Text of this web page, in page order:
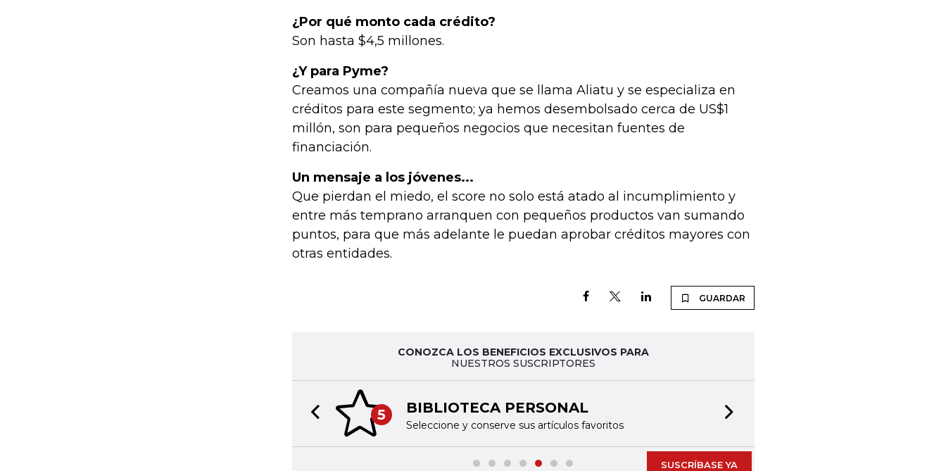
¿Por qué monto cada crédito?
Son hasta $4,5 millones.
¿Y para Pyme?
Creamos una compañía nueva que se llama Aliatu y se especializa en
créditos para este segmento; ya hemos desembolsado cerca de US$1
millón, son para pequeños negocios que necesitan fuentes de
financiación.
Un mensaje a los jóvenes...
Que pierdan el miedo, el score no solo está atado al incumplimiento y
entre más temprano arranquen con pequeños productos van sumando
puntos, para que más adelante le puedan aprobar créditos mayores con
otras entidades.
GUARDAR
CONOZCA LOS BENEFICIOS EXCLUSIVOS PARA
NUESTROS SUSCRIPTORES
5 BIBLIOTECA PERSONAL
Seleccione y conserve sus artículos favoritos
Previous slide
SUSCRÍBASE YA